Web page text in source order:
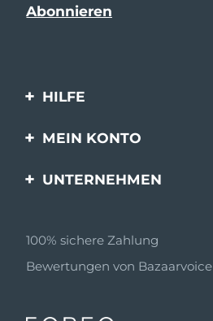
HILFE
Kontaktiere uns
MEIN KONTO
UNTERNEHMEN
Partnerprogramm
Partner Nachrichten
100% sichere Zahlung
Bewertungen von Bazaarvoice